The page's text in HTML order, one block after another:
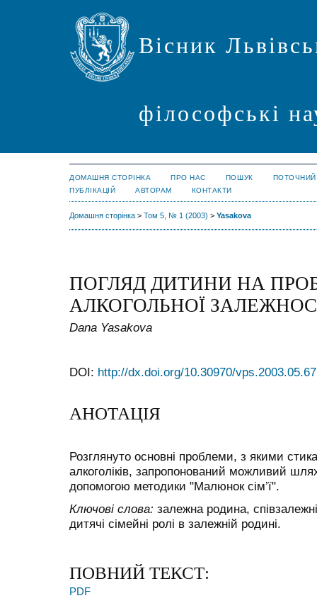
Вісник
філософські
ДОМАШНЯ СТОРІНКА ПРО НАС ПОШУК
ПОТОЧНИЙ
ПУБЛІКАЦІЙ
АВТОРАМ КОНТАКТИ
Домашня сторінка > Том 5, № 1 (2003) > Yasakova
ПОГЛЯД ДИТИНИ НА
АЛКОГОЛЬНОЇ
Dana Yasakova
DOI: http://dx.doi.org/10.30970/vps.2003.05.67
АНОТАЦІЯ
Розглянуто основні проблеми, з якими
алкоголіків, запропонований можливий
допомогою методики "Малюнок сім’ї".
Ключові слова: залежна родина,
дитячі сімейні ролі в залежній родині.
ПОВНИЙ ТЕКСТ:
PDF